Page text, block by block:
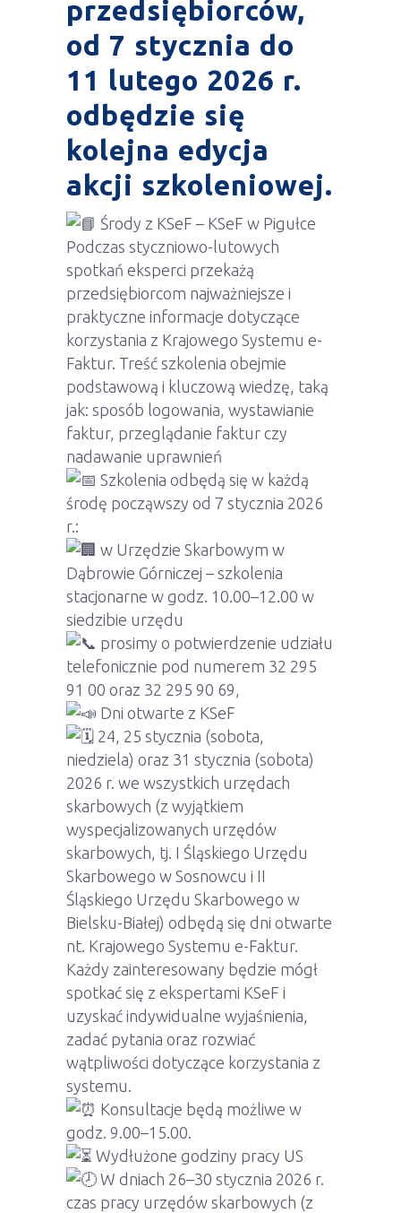
przedsiębiorców,
od 7 stycznia do
11 lutego 2026 r.
odbędzie się
kolejna edycja
akcji szkoleniowej.
Środy z KSeF – KSeF w Pigułce
Podczas styczniowo-lutowych
spotkań eksperci przekażą
przedsiębiorcom najważniejsze i
praktyczne informacje dotyczące
korzystania z Krajowego Systemu e-
Faktur. Treść szkolenia obejmie
podstawową i kluczową wiedzę, taką
jak: sposób logowania, wystawianie
faktur, przeglądanie faktur czy
nadawanie uprawnień
Szkolenia odbędą się w każdą
środę począwszy od 7 stycznia 2026
r.:
w Urzędzie Skarbowym w
Dąbrowie Górniczej – szkolenia
stacjonarne w godz. 10.00–12.00 w
siedzibie urzędu
prosimy o potwierdzenie udziału
telefonicznie pod numerem 32 295
91 00 oraz 32 295 90 69,
Dni otwarte z KSeF
24, 25 stycznia (sobota,
niedziela) oraz 31 stycznia (sobota)
2026 r. we wszystkich urzędach
skarbowych (z wyjątkiem
wyspecjalizowanych urzędów
skarbowych, tj. I Śląskiego Urzędu
Skarbowego w Sosnowcu i II
Śląskiego Urzędu Skarbowego w
Bielsku-Białej) odbędą się dni otwarte
nt. Krajowego Systemu e-Faktur.
Każdy zainteresowany będzie mógł
spotkać się z ekspertami KSeF i
uzyskać indywidualne wyjaśnienia,
zadać pytania oraz rozwiać
wątpliwości dotyczące korzystania z
systemu.
Konsultacje będą możliwe w
godz. 9.00–15.00.
Wydłużone godziny pracy US
W dniach 26–30 stycznia 2026 r.
czas pracy urzędów skarbowych (z